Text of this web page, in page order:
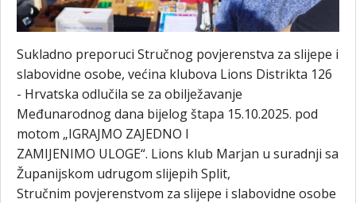
Sukladno preporuci Stručnog povjerenstva za slijepe i
slabovidne osobe, većina klubova Lions Distrikta 126
- Hrvatska odlučila se za obilježavanje
Međunarodnog dana bijelog štapa 15.10.2025. pod
motom „IGRAJMO ZAJEDNO I
ZAMIJENIMO ULOGE“. Lions klub Marjan u suradnji sa
Županijskom udrugom slijepih Split,
Stručnim povjerenstvom za slijepe i slabovidne osobe